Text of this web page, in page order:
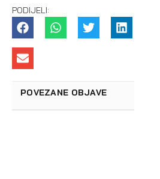
PODIJELI:
POVEZANE OBJAVE